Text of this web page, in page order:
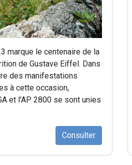
marque le centenaire de la
de Gustave Eiffel. Dans
des manifestations
à cette occasion,
et l'AP 2800 se sont unies
Consulter